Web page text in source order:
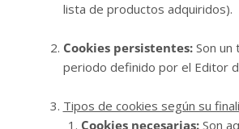
lista de productos adquiridos).
Cookies persistentes:Son un
periodo definido por el Editor
Tipos de cookies según su
Cookies necesarias: Son